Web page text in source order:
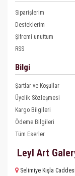
Siparişlerim
Desteklerim
Şifremi unuttum
RSS
Bilgi
Şartlar ve Koşullar
Üyelik Sözleşmesi
Kargo Bilgileri
Ödeme Bilgileri
Tüm Eserler
Leyl Art
Selimiye Kışla